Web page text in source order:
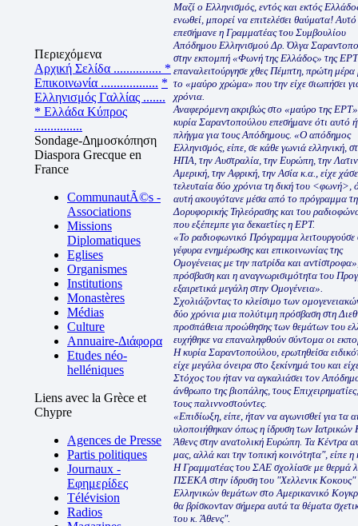
Περιεχόμενα
Αρχική Σελίδα ............... *
Επικοινωνία .................. *
Ελληνισμός Γαλλίας .......
* Ελλάδα Κύπρος
...............
Sondage-Δημοσκόπηση
Diaspora Grecque en
France
CommunautÃ©s -
Associations
Missions
Diplomatiques
Eglises
Organismes
Institutions
Monastères
Médias
Culture
Annuaire-Διάφορα
Etudes néo-
helléniques
Liens avec la Grèce et
Chypre
Agences de Presse
Partis politiques
Journaux -
Εφημερίδες
Télévision
Radios
Μαζί ο Ελληνισμός, εντός και εκτός
ενωθεί, μπορεί να επιτελέσει θαύματα! Αυτό
επεσήμανε η Γραμματέας του Συμβουλίου
Απόδημου Ελληνισμού Δρ. Όλγα
στην εκπομπή «Φωνή της Ελλάδος» της
επαναλειτούργησε χθες Πέμπτη, πρώτη μέρα
το «μαύρο χρώμα» που την είχε σιωπήσει
χρόνια.
Αναφερόμενη ακριβώς στο «μαύρο της
κυρία Σαραντοπούλου επεσήμανε ότι αυτό
πλήγμα για τους Απόδημους. «Ο απόδημος
Ελληνισμός, είπε, σε κάθε γωνιά ελληνική,
ΗΠΑ, την Αυστραλία, την Ευρώπη, την
Αμερική, την Αφρική, την Ασία κ.α., είχε
τελευταία δύο χρόνια τη δική του <φωνή>,
αυτή ακουγότανε μέσα από το πρόγραμμα
Δορυφορικής Τηλεόρασης και του
που εξέπεμπε για δεκαετίες η ΕΡΤ.
«Το ραδιοφωνικό Πρόγραμμα λειτουργούσε
γέφυρα ενημέρωσης και επικοινωνίας της
Ομογένειας με την πατρίδα και
πρόσβαση και η αναγνωρισιμότητα του
εξαιρετικά μεγάλη στην Ομογένεια».
Σχολιάζοντας το κλείσιμο των
δύο χρόνια μια πολύτιμη πρόσβαση στη
προσπάθεια προώθησης των θεμάτων του
ευχήθηκε να επαναληφθούν σύντομα οι
Η κυρία Σαραντοπούλου, ερωτηθείσα
είχε μεγάλα όνειρα στο ξεκίνημά του και
Στόχος του ήταν να αγκαλιάσει τον
άνθρωπο της βιοπάλης, τους
τους παλιννοστούντες.
«Επιδίωξη, είπε, ήταν να αγωνισθεί για τα
υλοποιήθηκαν όπως η ίδρυση των
Άθενς στην ανατολική Ευρώπη. Τα Κέντρα
μας, αλλά και την τοπική κοινότητα", είπε
Η Γραμματέας του ΣΑΕ σχολίασε με θερμά
ΠΣΕΚΑ στην ίδρυση του "Χελλενικ Κοκους"
Ελληνικών θεμάτων στο Αμερικανικό
θα βρίσκονταν σήμερα αυτά τα θέματα
του κ. Άθενς".